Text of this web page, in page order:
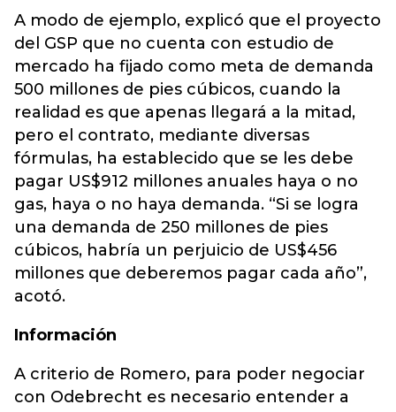
A modo de ejemplo, explicó que el proyecto
del GSP que no cuenta con estudio de
mercado ha fijado como meta de demanda
500 millones de pies cúbicos, cuando la
realidad es que apenas llegará a la mitad,
pero el contrato, mediante diversas
fórmulas, ha establecido que se les debe
pagar US$912 millones anuales haya o no
gas, haya o no haya demanda. “Si se logra
una demanda de 250 millones de pies
cúbicos, habría un perjuicio de US$456
millones que deberemos pagar cada año”,
acotó.
Información
A criterio de Romero, para poder negociar
con Odebrecht es necesario entender a